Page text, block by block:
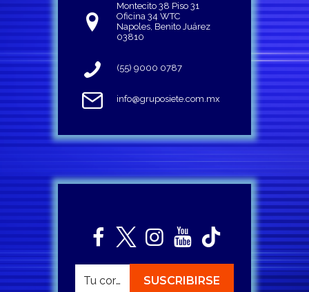
Montecito 38 Piso 31
Oficina 34 WTC
Napoles, Benito Juárez
03810
(55) 9000 0787
info@gruposiete.com.mx